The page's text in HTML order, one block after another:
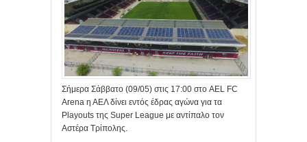
Σήμερα Σάββατο (09/05) στις 17:00 στο AEL FC
Arena η ΑΕΛ δίνει εντός έδρας αγώνα για τα
Playouts της Super League με αντίπαλο τον
Αστέρα Τρίπολης.